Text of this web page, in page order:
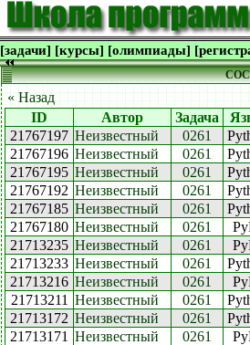
[задачи] [курсы] [олимпиады]
« Назад
ID Автор Задача
21767197 Неизвестный 0261
21767196 Неизвестный 0261
21767195 Неизвестный 0261
21767192 Неизвестный 0261
21767185 Неизвестный 0261
21767180 Неизвестный 0261
21713235 Неизвестный 0261
21713233 Неизвестный 0261
21713216 Неизвестный 0261
21713211 Неизвестный 0261
21713172 Неизвестный 0261
21713171 Неизвестный 0261